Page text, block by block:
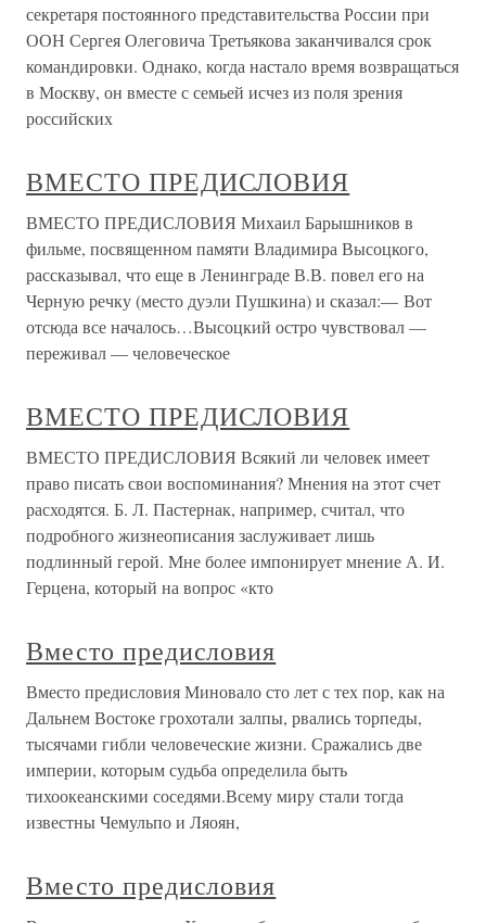
секретаря постоянного представительства России при
ООН Сергея Олеговича Третьякова заканчивался срок
командировки. Однако, когда настало время возвращаться
в Москву, он вместе с семьей исчез из поля зрения
российских
ВМЕСТО ПРЕДИСЛОВИЯ
ВМЕСТО ПРЕДИСЛОВИЯ Михаил Барышников в
фильме, посвященном памяти Владимира Высоцкого,
рассказывал, что еще в Ленинграде В.В. повел его на
Черную речку (место дуэли Пушкина) и сказал:— Вот
отсюда все началось…Высоцкий остро чувствовал —
переживал — человеческое
ВМЕСТО ПРЕДИСЛОВИЯ
ВМЕСТО ПРЕДИСЛОВИЯ Всякий ли человек имеет
право писать свои воспоминания? Мнения на этот счет
расходятся. Б. Л. Пастернак, например, считал, что
подробного жизнеописания заслуживает лишь
подлинный герой. Мне более импонирует мнение А. И.
Герцена, который на вопрос «кто
Вместо предисловия
Вместо предисловия Миновало сто лет с тех пор, как на
Дальнем Востоке грохотали залпы, рвались торпеды,
тысячами гибли человеческие жизни. Сражались две
империи, которым судьба определила быть
тихоокеанскими соседями.Всему миру стали тогда
известны Чемульпо и Ляоян,
Вместо предисловия